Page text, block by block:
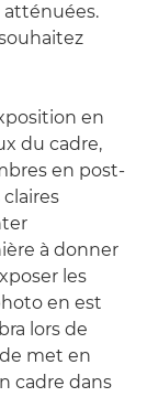
atténuées.
en
du cadre,
en post-
à donner
les
en est
lors de
met en
cadre dans